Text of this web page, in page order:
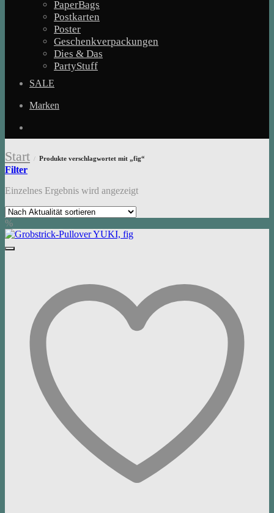
PaperBags
Postkarten
Poster
Geschenkverpackungen
Dies & Das
PartyStuff
SALE
Marken
Start / Produkte verschlagwortet mit „fig“
Filter
Einzelnes Ergebnis wird angezeigt
%